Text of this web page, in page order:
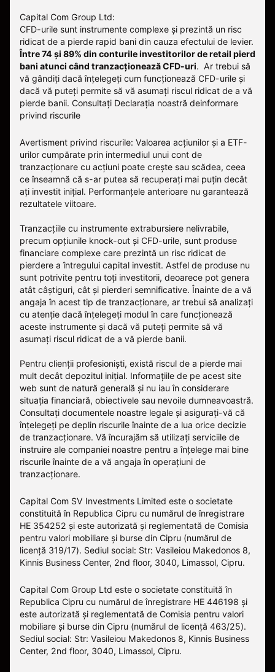
Capital Com Group Ltd:
CFD-urile sunt instrumente complexe și prezintă un risc
ridicat de a pierde rapid bani din cauza efectului de levier.
Între 74 și 89% din conturile investitorilor de retail pierd
bani atunci când tranzacționează CFD-uri. Ar trebui să
vă gândiți dacă înțelegeți cum funcționează CFD-urile și
dacă vă puteți permite să vă asumați riscul ridicat de a vă
pierde banii. Consultați Declarația noastră deinformare
privind riscurile
Avertisment privind riscurile: Valoarea acțiunilor și a ETF-
urilor cumpărate prin intermediul unui cont de
tranzacționare cu acțiuni poate crește sau scădea, ceea
ce înseamnă că s-ar putea să recuperați mai puțin decât
ați investit inițial. Performanțele anterioare nu garantează
rezultatele viitoare.
Tranzacțiile cu instrumente extrabursiere nelivrabile,
precum opțiunile knock-out și CFD-urile, sunt produse
financiare complexe care prezintă un risc ridicat de
pierdere a întregului capital investit. Astfel de produse nu
sunt potrivite pentru toți investitorii, deoarece pot genera
atât câștiguri, cât și pierderi semnificative. Înainte de a vă
angaja în acest tip de tranzacționare, ar trebui să analizați
cu atenție dacă înțelegeți modul în care funcționează
aceste instrumente și dacă vă puteți permite să vă
asumați riscul ridicat de a vă pierde banii.
Pentru clienții profesioniști, există riscul de a pierde mai
mult decât depozitul inițial. Informațiile de pe acest site
web sunt de natură generală și nu iau în considerare
situația financiară, obiectivele sau nevoile dumneavoastră.
Consultați documentele noastre legale și asigurați-vă că
înțelegeți pe deplin riscurile înainte de a lua orice decizie
de tranzacționare. Vă încurajăm să utilizați serviciile de
instruire ale companiei noastre pentru a înțelege mai bine
riscurile înainte de a vă angaja în operațiuni de
tranzacționare.
Capital Com SV Investments Limited este o societate
constituită în Republica Cipru cu numărul de înregistrare
HE 354252 și este autorizată și reglementată de Comisia
pentru valori mobiliare și burse din Cipru (numărul de
licență 319/17). Sediul social: Str: Vasileiou Makedonos 8,
Kinnis Business Center, 2nd floor, 3040, Limassol, Cipru.
Capital Com Group Ltd este o societate constituită în
Republica Cipru cu numărul de înregistrare ΗΕ 446198 și
este autorizată și reglementată de Comisia pentru valori
mobiliare și burse din Cipru (numărul de licență 463/25).
Sediul social: Str: Vasileiou Makedonos 8, Kinnis Business
Center, 2nd floor, 3040, Limassol, Cipru.